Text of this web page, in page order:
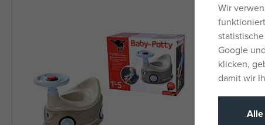
Wir
Google
klicken,
damit wir